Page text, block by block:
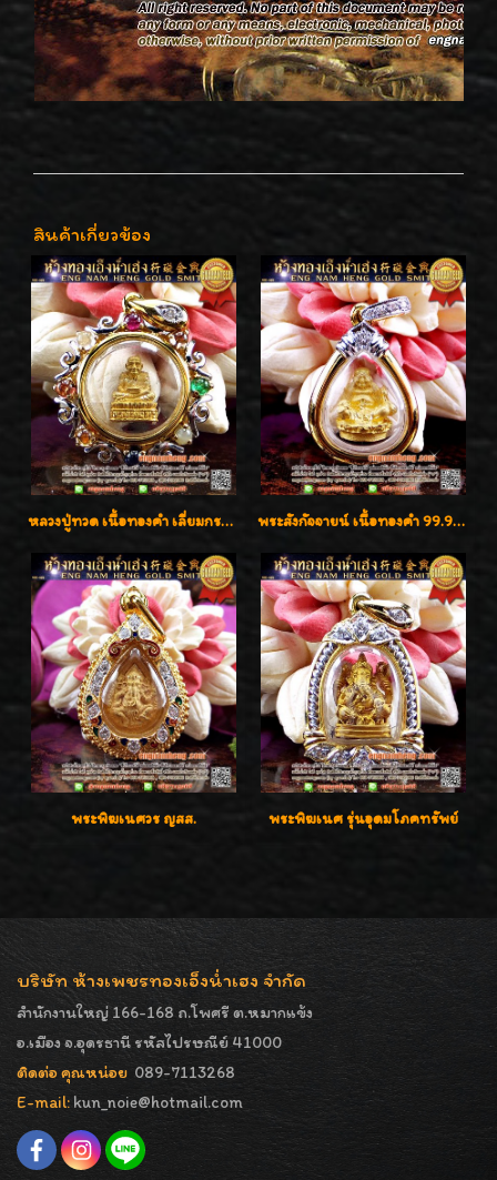
สินค้าเกี่ยวข้อง
หลวงปู่ทวด เนื้อทองคำ เลี่ยมกรอบทองคำประดับเพชรแท้และพลอยนพเก้า น่ารักมากๆค่ะ พระสังกัจจายน์ เนื้อทองคำ 99.99%
พระพิฆเนศวร ญสส. พระพิฆเนศ รุ่นอุดมโภคทรัพย์
บริษัท ห้างเพชรทองเอ็งน่ำเฮง จำกัด
สำนักงานใหญ่ 166-168 ถ.โพศรี ต.หมากแข้ง
อ.เมือง จ.อุดรธานี รหัสไปรษณีย์ 41000
ติดต่อ คุณหน่อย 089-7113268
E-mail: kun_noie@hotmail.com